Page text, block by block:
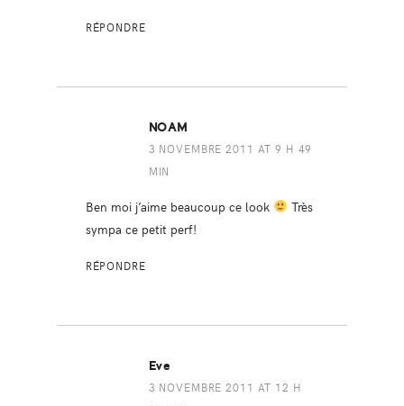
RÉPONDRE
NOAM
3 NOVEMBRE 2011 AT 9 H 49
MIN
Ben moi j’aime beaucoup ce look
Très
sympa ce petit perf!
RÉPONDRE
Eve
3 NOVEMBRE 2011 AT 12 H